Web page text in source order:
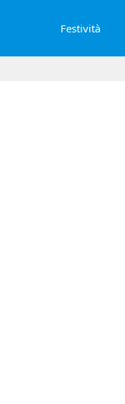
Festività